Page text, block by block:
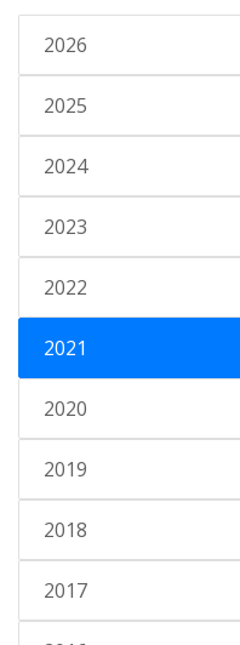
2026
2025
2024
2023
2022
2021
2020
2019
2018
2017